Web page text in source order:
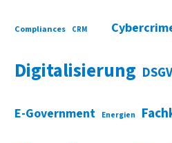
Compliances CRM
Digitalisierung
E-Government Energien